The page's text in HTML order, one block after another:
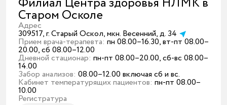
Старом Осколе
Адрес
309517, г. Старый Оскол, мкн. Весенний, д. 34
Прием врача-терапевта: пн 08.00–16.30, вт-пт 08.00–
20.00, сб 08.00–12.00
Дневной стационар: пн-пт 08.00–20.00, сб-вс 08.00–
14.00
Забор анализов: 08.00–12.00 включая сб и вс.
Кабинет температурящих пациентов: пн-пт 08.00–
10.00
Регистратура